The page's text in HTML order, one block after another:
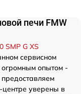
печи FMW
SMP G XS
сервисном
огромным опытом -
уверены в